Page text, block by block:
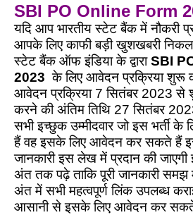
SBI PO Online Form
यदि आप भारतीय स्टेट बैंक में नौकरी
आपके लिए काफी बड़ी खुशखबरी
स्टेट बैंक ऑफ इंडिया के द्वाराSBI
2023 के लिए आवेदन प्रक्रिया शुरू
आवेदन प्रक्रिया 7 सितंबर 2023
करने की अंतिम तिथि 27 सितंबर
सभी इच्छुक उम्मीदवार जो इस भर्ती
हैं वह इसके लिए आवेदन कर सकते हैं
जानकारी इस लेख में प्रदान की
अंत तक पढ़े ताकि पूरी जानकारी
अंत में सभी महत्वपूर्ण लिंक उपलब्ध
आसानी से इसके लिए आवेदन कर